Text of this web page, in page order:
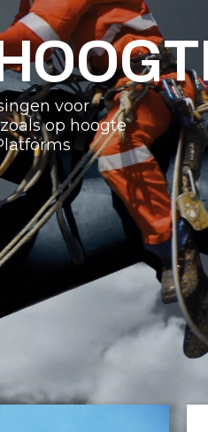
voor
op hoogte